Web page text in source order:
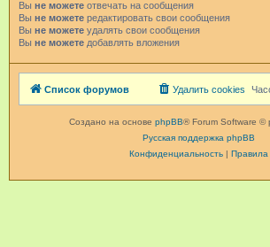
Вы не можете отвечать на сообщения
Вы не можете редактировать свои сообщения
Вы не можете удалять свои сообщения
Вы не можете добавлять вложения
Список форумов Удалить cookies
Создано на основе phpBB® Forum Software ©
Русская поддержка phpBB
Конфиденциальность| Правила